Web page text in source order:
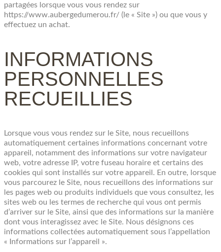
partagées lorsque vous vous rendez sur
https://www.aubergedumerou.fr/ (le « Site ») ou que vous y
effectuez un achat.
INFORMATIONS
PERSONNELLES
RECUEILLIES
Lorsque vous vous rendez sur le Site, nous recueillons
automatiquement certaines informations concernant votre
appareil, notamment des informations sur votre navigateur
web, votre adresse IP, votre fuseau horaire et certains des
cookies qui sont installés sur votre appareil. En outre, lorsque
vous parcourez le Site, nous recueillons des informations sur
les pages web ou produits individuels que vous consultez, les
sites web ou les termes de recherche qui vous ont permis
d’arriver sur le Site, ainsi que des informations sur la manière
dont vous interagissez avec le Site. Nous désignons ces
informations collectées automatiquement sous l’appellation
« Informations sur l’appareil ».